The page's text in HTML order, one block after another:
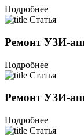
Подробнее
Статья
Ремонт УЗИ-
Подробнее
Статья
Ремонт УЗИ-
Подробнее
Статья